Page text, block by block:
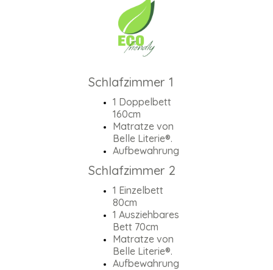
Schlafzimmer 1
1 Doppelbett
160cm
Matratze von
Belle Literie®.
Aufbewahrung
Schlafzimmer 2
1 Einzelbett
80cm
1 Ausziehbares
Bett 70cm
Matratze von
Belle Literie®.
Aufbewahrung